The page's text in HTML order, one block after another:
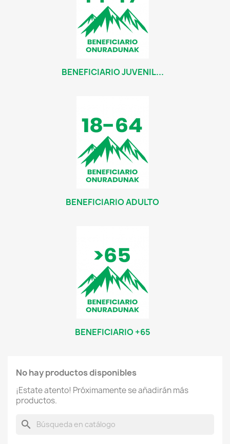
BENEFICIARIO JUVENIL...
BENEFICIARIO ADULTO
BENEFICIARIO +65
No hay productos disponibles
¡Estate atento! Próximamente se añadirán más
productos.
search